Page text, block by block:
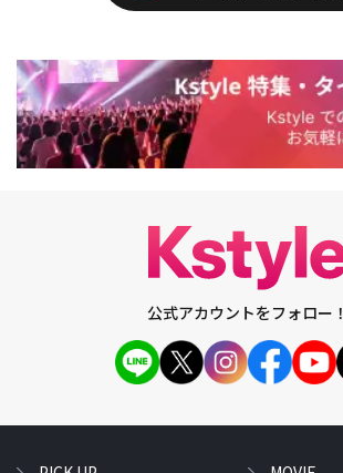
公式アカウントをフォロー！